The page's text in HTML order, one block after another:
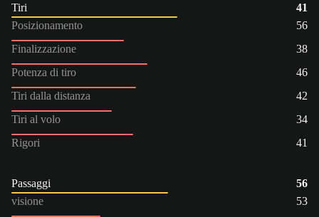
Tiri
41
Posizionamento
56
Finalizzazione
38
Potenza di tiro
46
Tiri dalla distanza
42
Tiri al volo
34
Rigori
41
Passaggi
56
visione
53